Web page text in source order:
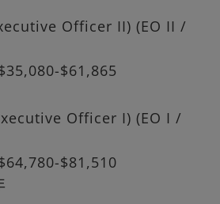
Officer II) (EO II /
$61,865
Officer I) (EO I /
$81,510